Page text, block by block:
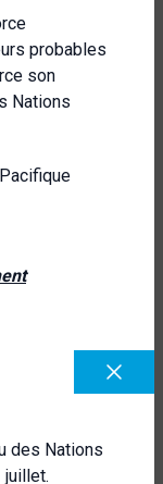
probables
son
Nations
des Nations
juillet.